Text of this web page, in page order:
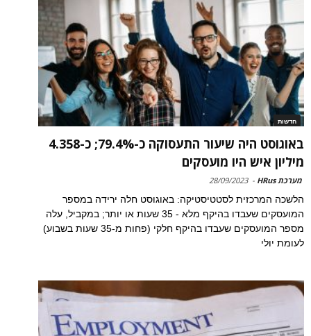
חדשות
באוגוסט היה שיעור התעסוקה כ-79.4%; כ-4.358
מיליון איש היו מועסקים
מערכת HRus -
28/09/2023
הלשכה המרכזית לסטטיסטיקה: באוגוסט חלה ירידה במספר
המועסקים שעבדו בהיקף מלא - 35 שעות או יותר; במקביל, עלה
מספר המועסקים שעבדו בהיקף חלקי (פחות מ-35 שעות בשבוע)
לעומת יולי